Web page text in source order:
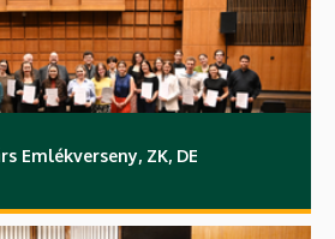
Emlékverseny, ZK, DE